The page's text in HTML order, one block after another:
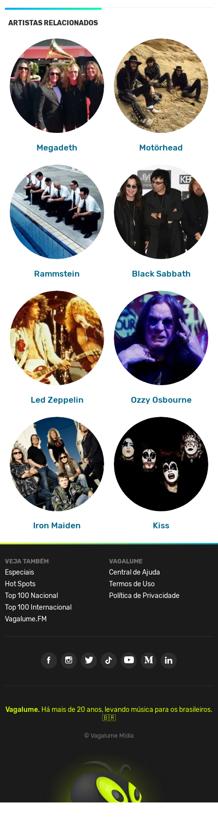
ARTISTAS RELACIONADOS
Megadeth Motörhead
Rammstein Black Sabbath
Led Zeppelin Ozzy Osbourne
Iron Maiden Kiss
VEJA TAMBÉM
Especiais
Hot Spots
Top 100 Nacional
Top 100 Internacional
Vagalume.FM
VAGALUME
Central de Ajuda
Termos de Uso
Política de Privacidade
Vagalume. Há mais de 20 anos, levando música para os brasileiros.
🇧🇷
© Vagalume Mídia